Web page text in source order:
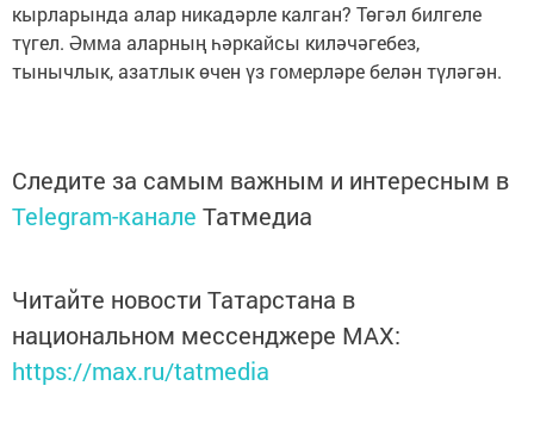
кырларында алар никадәрле калган? Төгәл билгеле
түгел. Әмма аларның һәркайсы киләчәгебез,
тынычлык, азатлык өчен үз гомерләре белән түләгән.
Следите за самым важным и интересным в
Telegram-канале Татмедиа
Читайте новости Татарстана в
национальном мессенджере MАХ:
https://max.ru/tatmedia